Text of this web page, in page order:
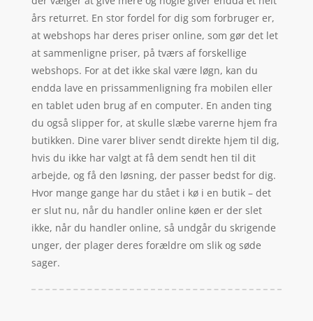
års returret. En stor fordel for dig som forbruger er,
at webshops har deres priser online, som gør det let
at sammenligne priser, på tværs af forskellige
webshops. For at det ikke skal være løgn, kan du
endda lave en prissammenligning fra mobilen eller
en tablet uden brug af en computer. En anden ting
du også slipper for, at skulle slæbe varerne hjem fra
butikken. Dine varer bliver sendt direkte hjem til dig,
hvis du ikke har valgt at få dem sendt hen til dit
arbejde, og få den løsning, der passer bedst for dig.
Hvor mange gange har du stået i kø i en butik – det
er slut nu, når du handler online køen er der slet
ikke, når du handler online, så undgår du skrigende
unger, der plager deres forældre om slik og søde
sager.